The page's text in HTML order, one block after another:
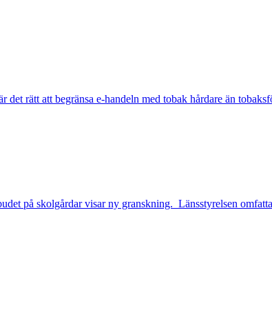
rätt att begränsa e-handeln med tobak hårdare än
på skolgårdar visar ny granskning. Länsstyrelsen